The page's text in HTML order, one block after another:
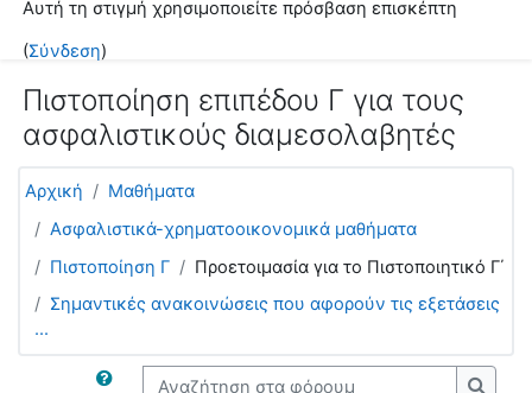
Μετάβαση στο κεντρικό περιεχόμενο
Αυτή τη στιγμή χρησιμοποιείτε πρόσβαση επισκέπτη
(Σύνδεση)
Πιστοποίηση επιπέδου Γ για τους
ασφαλιστικούς διαμεσολαβητές
Αρχική
Μαθήματα
Ασφαλιστικά-χρηματοοικονομικά μαθήματα
Πιστοποίηση Γ
Προετοιμασία για το Πιστοποιητικό Γ΄
Σημαντικές ανακοινώσεις που αφορούν τις εξετάσεις
...
Αναζήτηση στα φόρουμ